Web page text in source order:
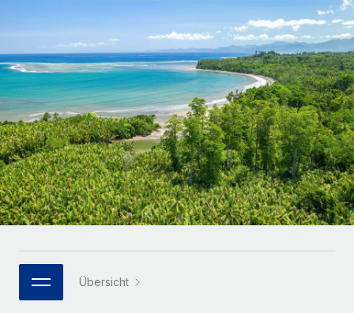
Auslagern von komplexen HR-Aufgaben
INFRASTRUKTUR
Remote Embedded
Nahtlose Integration der HR in bestehende Abläufe
Plattform
Integrierte HR-Kernfunktionen für dein Team
Verknüpfen Neu
MCP
Integrationen
Startups
Agile HR- und Payroll-Lösungen für wachsende
Unternehmen
Mittelstand
Maßgeschneiderte HR-Lösungen, um Teams zu
vergrößern
Enterprise
Globale HR für Konzerne und Großunternehmen
Strategische Technologiepartner
Flexible Einbettung von Global-HR-Funktionen in deine
Plattform
Informationen zu möglichen Währungen und
Abwicklungsfristen für globale Freelancer:innen
LERNEN MIT REMOTE
Forschung und Leitfäden
Fallstudien
HR-Glossar
Checklisten und Vorlagen
Bibliothek für Stellenbeschreibungen
Webinare
Français
Deutsch
Español
Italiano
Português (Portugal)
日本語
한국어
Übersicht